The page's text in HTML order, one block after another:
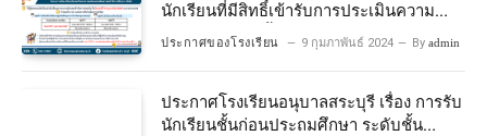
นักเรียนที่มีสิทธิ์เข้ารับการประเมินความ
พร้อมเข้าเรียนชั้นประถมศึกษาปีที่ 1
โครงการห้องเรียนพิเศษวิทยาศาสตร์และ
ประกาศของโรงเรียน 9 กุมภาพันธ์ 2024 By admin
ประกาศโรงเรียนอนุบาลสระบุรี เรื่อง การรับ
นักเรียนชั้นก่อนประถมศึกษา ระดับชั้น